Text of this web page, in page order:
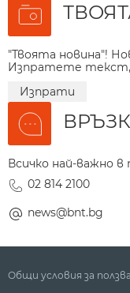
"Твоята новина"!
Изпратете текст,
Изпрати
Всичко най-важно
02 814 2100
news@bnt.bg
Общи условия за